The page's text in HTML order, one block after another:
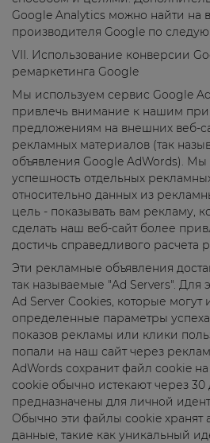
Google Analytics можно найти на
производителя Google по
VII. Использование конверсии
ремаркетинга Google
Мы используем сервис Google
привлечь внимание к нашим
предложениям на внешних веб-
рекламных материалов (так
объявления Google AdWords).
успешность отдельных
относительно данных из
цель - показывать вам рекламу,
сделать наш веб-сайт более
достичь справедливого расчета
Эти рекламные объявления
так называемые "Ad Servers". Для
Ad Server Cookies, которые могут
определенные параметры
показов рекламы или клики
попали на наш сайт через
AdWords сохранит файл cookie
cookie обычно истекают через
предназначены для личной
Обычно эти файлы cookie хранят
данные, такие как уникальный